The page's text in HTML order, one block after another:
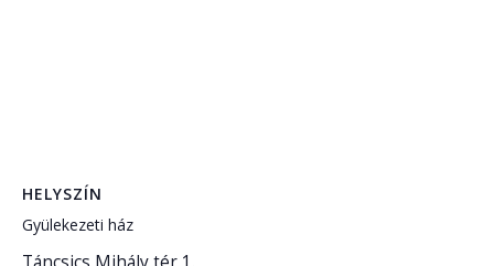
HELYSZÍN
Gyülekezeti ház